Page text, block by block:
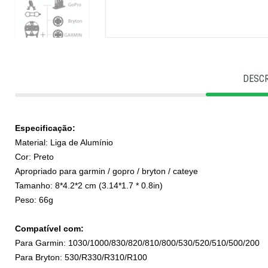
Especificação:
Material: Liga de Alumínio
Cor: Preto
Apropriado para garmin / gopro / bryton / cateye
Tamanho: 8*4.2*2 cm (3.14*1.7 * 0.8in)
Peso: 66g
Compatível com:
Para Garmin: 1030/1000/830/820/810/800/530/520/510/500/200
Para Bryton: 530/R330/R310/R100